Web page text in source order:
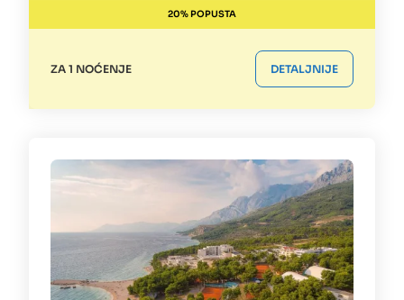
20% POPUSTA
ZA 1 NOĆENJE DETALJNIJE